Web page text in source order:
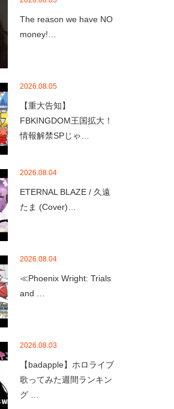
The reason we have NO
money!…
2026.08.05
【重大告知】
FBKINGDOM王国拡大！
情報解禁SPじゃ…
2026.08.04
ETERNAL BLAZE / 久遠
たま (Cover)…
2026.08.04
≪Phoenix Wright: Trials
and …
2026.08.03
【badapple】ホロライブ
歌ってみた週間ランキン
グ …